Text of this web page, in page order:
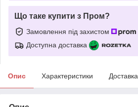
Що таке купити з Пром?
Замовлення під захистом
Доступна доставка
Опис Характеристики Доставка